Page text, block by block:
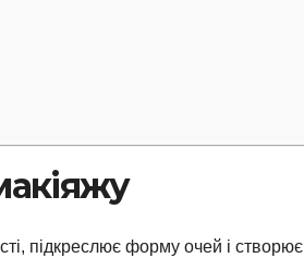
підкреслює форму очей і створює